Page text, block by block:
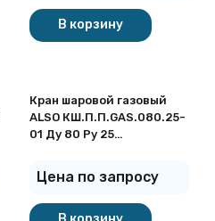
В корзину
Кран шаровой газовый
ALSO КШ.П.П.GAS.080.25-
01 Ду 80 Ру 25
приварку
Цена по запросу